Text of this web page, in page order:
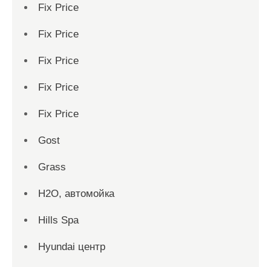
Fix Price
Fix Price
Fix Price
Fix Price
Fix Price
Gost
Grass
H2O, автомойка
Hills Spa
Hyundai центр